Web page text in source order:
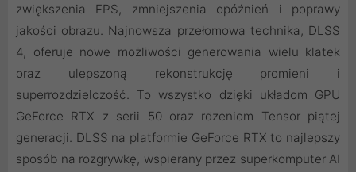
zwiększenia FPS, zmniejszenia opóźnień i poprawy
jakości obrazu. ‌Najnowsza przełomowa technika, DLSS
4, oferuje nowe możliwości generowania wielu klatek
oraz ulepszoną rekonstrukcję promieni i
superrozdzielczość. To wszystko dzięki układom GPU
GeForce RTX z serii 50 oraz rdzeniom Tensor piątej
generacji. DLSS na platformie GeForce RTX to najlepszy
sposób na rozgrywkę, wspierany przez superkomputer AI